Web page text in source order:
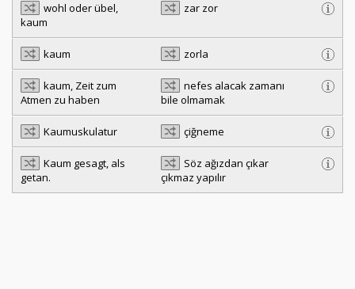
wohl oder übel,
kaum
zar zor
kaum zorla
kaum, Zeit zum
Atmen zu haben
nefes alacak zamanı
bile olmamak
Kaumuskulatur çiğneme
Kaum gesagt, als
getan.
Söz ağızdan çıkar
çıkmaz yapılır